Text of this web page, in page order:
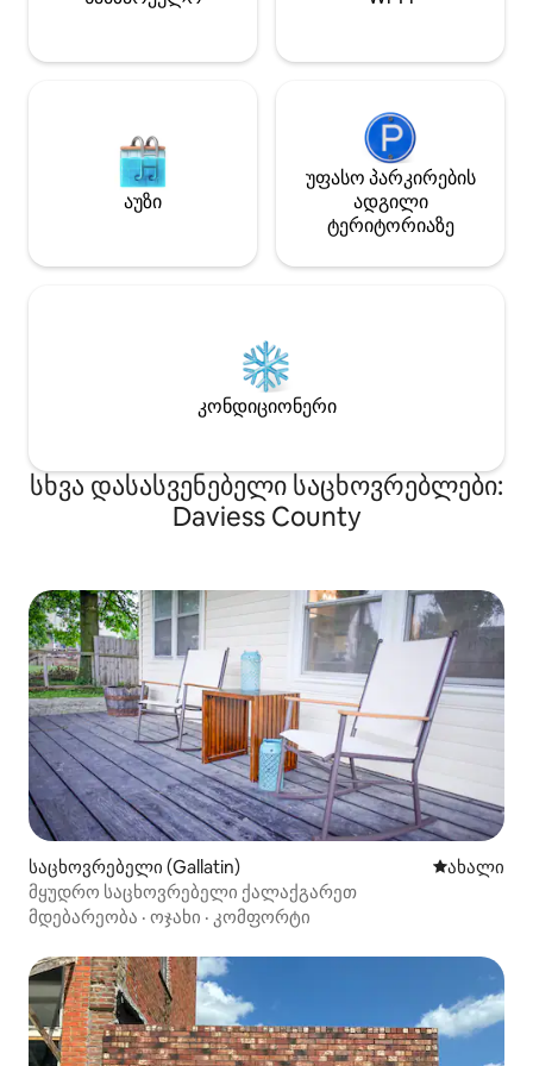
აუზი
უფასო პარკირების
ადგილი
ტერიტორიაზე
კონდიციონერი
სხვა დასასვენებელი საცხოვრებლები:
Daviess County
საცხოვრებელი (Gallatin) ახლად
ახალი
მყუდრო საცხოვრებელი ქალაქგარეთ
მდებარეობა · ოჯახი · კომფორტი